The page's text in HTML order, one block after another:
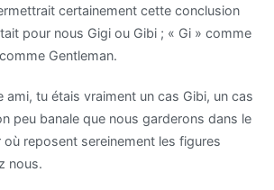
certainement cette conclusion
pour nous Gigi ou Gibi ; « Gi » comme
Gentleman.
ami, tu étais vraiment un cas Gibi, un cas
peu banale que nous garderons dans le
reposent sereinement les figures
nous.